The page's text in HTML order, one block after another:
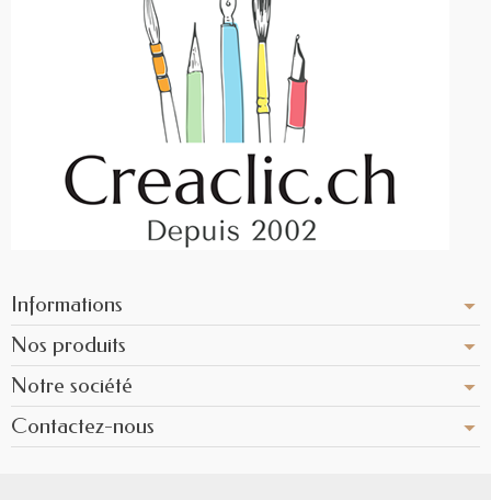
Informations
Nos produits
Notre société
Contactez-nous